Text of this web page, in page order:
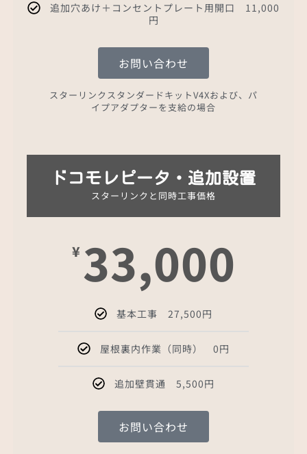
追加穴あけ＋コンセントプレート用開口 11,000
円
お問い合わせ
スターリンクスタンダードキットV4Xおよび、パ
イプアダプターを支給の場合
ドコモレピータ・追加設置
スターリンクと同時工事価格
¥ 33,000
基本工事 27,500円
屋根裏内作業（同時） 0円
追加壁貫通 5,500円
お問い合わせ